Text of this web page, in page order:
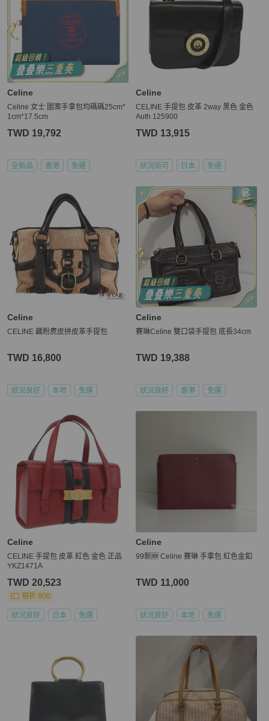
Celine
Celine 女士 圖案手拿包均碼碼25cm*
1cm*17.5cm
TWD 19,792
全新品 香港 免運
Celine
CELINE 手提包 皮革 2way 黑色 金色
Auth 125900
TWD 13,915
狀況尚可 日本 免運
Celine
CELINE 藕粉麂皮拼皮革手提包
TWD 16,800
狀況良好 本地 免運
Celine
賽琳Celine 雙口袋手提包 底長34cm
TWD 19,388
狀況良好 香港 免運
Celine
CELINE 手提包 皮革 紅色 金色 正品
YKZ1471A
TWD 20,523
現折 800
狀況良好 日本 免運
Celine
99新🆕 Celine 賽琳 手拿包 紅色金釦
TWD 11,000
狀況良好 本地 免運